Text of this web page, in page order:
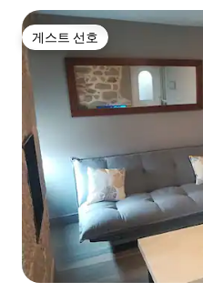
게스트 선호
게스트 선호